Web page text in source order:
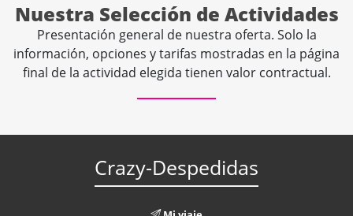
Nuestra Selección de Actividades
Presentación general de nuestra oferta. Solo la
información, opciones y tarifas mostradas en la página
final de la actividad elegida tienen valor contractual.
Crazy-Despedidas